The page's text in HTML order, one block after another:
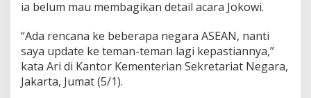
N
g
e
r
i
s
ia belum mau membagikan detail acara Jokowi.
“Ada rencana ke beberapa negara ASEAN, nanti
saya update ke teman-teman lagi kepastiannya,”
kata Ari di Kantor Kementerian Sekretariat Negara,
Jakarta, Jumat (5/1).